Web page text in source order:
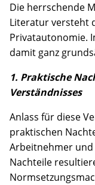
Die herrschende
Literatur versteht
Privatautonomie.
damit ganz
1. Praktische
Verständnisses
Anlass für diese
praktischen
Arbeitnehmer
Nachteile